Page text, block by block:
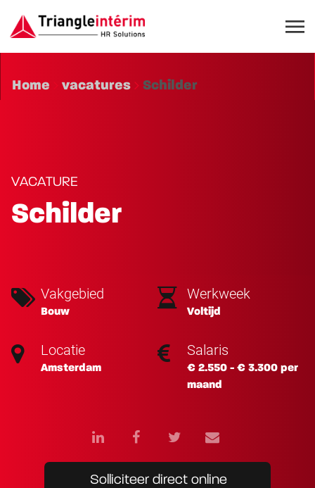
Home vacatures Schilder
VACATURE
Schilder
Vakgebied
Bouw
Werkweek
Voltijd
Locatie
Amsterdam
Salaris
€ 2.550 - € 3.300 per
maand
Solliciteer direct online